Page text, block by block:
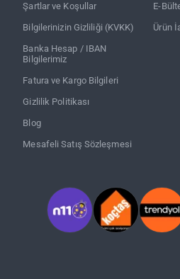
Şartlar ve Koşullar
Bilgilerinizin Gizliliği (KVKK)
Banka Hesap / IBAN
Bilgilerimiz
Fatura ve Kargo Bilgileri
Gizlilik Politikası
Blog
Mesafeli Satış Sözleşmesi
E-
Ürün